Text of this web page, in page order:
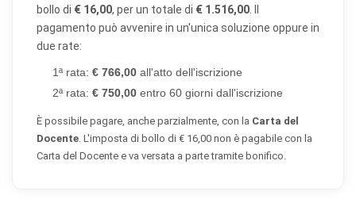
bollo di € 16,00, per un totale di € 1.516,00
pagamento può avvenire in un'unica soluzione oppure in
due rate:
1ª rata: € 766,00 all'atto dell'iscrizione
2ª rata: € 750,00 entro 60 giorni dall'iscrizione
È possibile pagare, anche parzialmente, con la Carta del
Docente. L'imposta di bollo di € 16,00 non è pagabile con la
Carta del Docente e va versata a parte tramite bonifico.
necessari sono sempre attivi perché indispensabili al
funzionamento del sito.
Cookie necessari Sempre attivi
Indispensabili al funzionamento del sito (sessione,
sicurezza, preferenze tecniche). Senza di essi il sito
non può funzionare correttamente.
Cookie di preferenze